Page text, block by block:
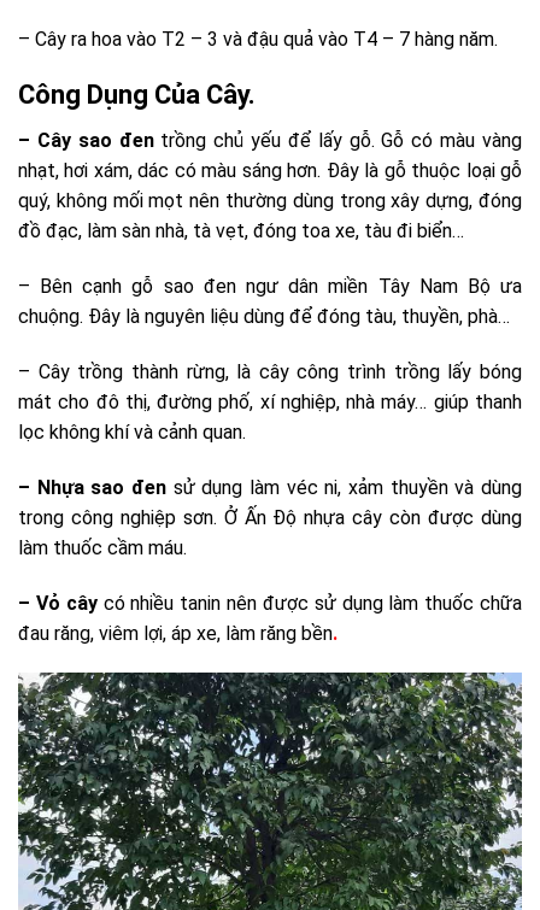
– Cây ra hoa vào T2 – 3 và đậu quả vào T4 – 7 hàng năm.
Công Dụng Của Cây.
– Cây sao đentrồng chủ yếu để lấy gỗ. Gỗ có màu vàng
nhạt, hơi xám, dác có màu sáng hơn. Đây là gỗ thuộc loại gỗ
quý, không mối mọt nên thường dùng trong xây dựng, đóng
đồ đạc, làm sàn nhà, tà vẹt, đóng toa xe, tàu đi biển…
– Bên cạnh gỗ sao đen ngư dân miền Tây Nam Bộ ưa
chuộng. Đây là nguyên liệu dùng để đóng tàu, thuyền, phà…
– Cây trồng thành rừng, là cây công trình trồng lấy bóng
mát cho đô thị, đường phố, xí nghiệp, nhà máy… giúp thanh
lọc không khí và cảnh quan.
– Nhựa sao đen sử dụng làm véc ni, xảm thuyền và dùng
trong công nghiệp sơn. Ở Ấn Độ nhựa cây còn được dùng
làm thuốc cầm máu.
– Vỏ câycó nhiều tanin nên được sử dụng làm thuốc chữa
đau răng, viêm lợi, áp xe, làm răng bền.